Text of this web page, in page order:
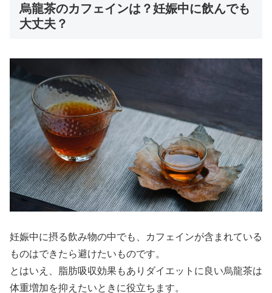
烏龍茶のカフェインは？妊娠中に飲んでも
大丈夫？
妊娠中に摂る飲み物の中でも、カフェインが含まれている
ものはできたら避けたいものです。
とはいえ、脂肪吸収効果もありダイエットに良い烏龍茶は
体重増加を抑えたいときに役立ちます。